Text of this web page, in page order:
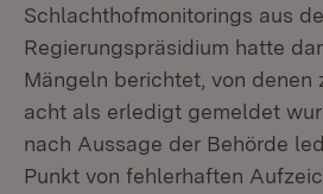
Schlachthofmonitorings aus
Regierungspräsidium hatte
Mängeln berichtet, von denen
acht als erledigt gemeldet
nach Aussage der Behörde
Punkt von fehlerhaften